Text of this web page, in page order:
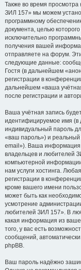
Также во время
ЗИЛ 157» мы можем
программному
документа, целью
исключительно
получения вашей
отправляете на форум.
следующие данные:
Гостя (в дальнейшем
регистрации в
дальнейшем «ваша
после регистрации и
Ваша учётная запись
идентифицируемое имя (в
индивидуальный пароль
«ваш пароль») и
email»). Ваша информация
владельцев и любителей
компьютерной
нам услуги хостинга.
регистрации в
кроме вашего имени
может быть как
усмотрение
любителей ЗИЛ 157». В
какая информация из
того, у вас есть
сообщений,
phpBB.
Ваш пароль надёжно